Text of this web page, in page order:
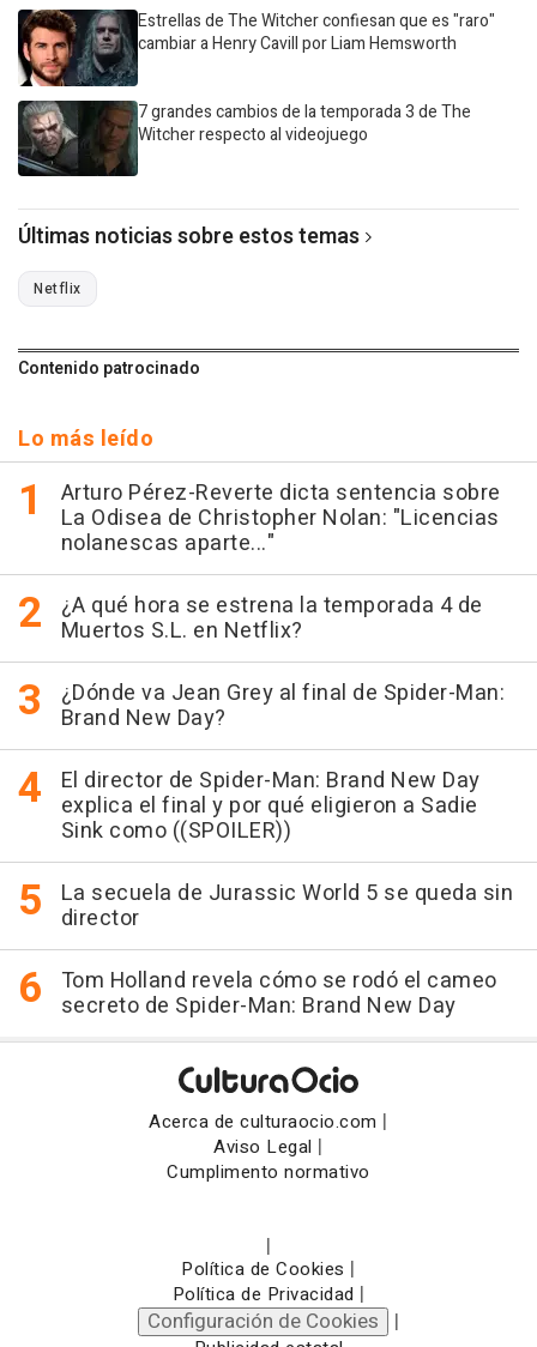
Estrellas de The Witcher confiesan que es "raro"
cambiar a Henry Cavill por Liam Hemsworth
7 grandes cambios de la temporada 3 de The
Witcher respecto al videojuego
Últimas noticias sobre estos temas
Netflix
Contenido patrocinado
Lo más leído
Arturo Pérez-Reverte dicta sentencia sobre
La Odisea de Christopher Nolan: "Licencias
nolanescas aparte..."
¿A qué hora se estrena la temporada 4 de
Muertos S.L. en Netflix?
¿Dónde va Jean Grey al final de Spider-Man:
Brand New Day?
El director de Spider-Man: Brand New Day
explica el final y por qué eligieron a Sadie
Sink como ((SPOILER))
La secuela de Jurassic World 5 se queda sin
director
Tom Holland revela cómo se rodó el cameo
secreto de Spider-Man: Brand New Day
Acerca de culturaocio.com |
Aviso Legal |
Cumplimento normativo
|
Política de Cookies |
Política de Privacidad |
Configuración de Cookies |